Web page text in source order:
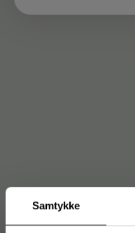
Samtykke